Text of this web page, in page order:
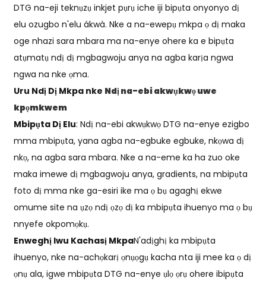
DTG na-eji teknụzụ inkjet pụrụ iche iji bipụta onyonyo dị
elu ozugbo n'elu ákwà. Nke a na-ewepụ mkpa ọ dị maka
oge nhazi sara mbara ma na-enye ohere ka e bipụta
atụmatụ ndị dị mgbagwoju anya na agba karịa ngwa
ngwa na nke ọma.
Uru Ndị Dị Mkpa nke Ndị na-ebi akwụkwọ uwe
kpọmkwem
Mbipụta Dị Elu: Ndị na-ebi akwụkwọ DTG na-enye ezigbo
mma mbipụta, yana agba na-egbuke egbuke, nkọwa dị
nkọ, na agba sara mbara. Nke a na-eme ka ha zuo oke
maka imewe dị mgbagwoju anya, gradients, na mbipụta
foto dị mma nke ga-esiri ike ma ọ bụ agaghị ekwe
omume site na ụzọ ndị ọzọ dị ka mbipụta ihuenyo ma ọ bụ
nnyefe okpomọkụ.
Enweghị Iwu Kachasị MkpaN'adịghị ka mbipụta
ihuenyo, nke na-achọkarị ọnụọgụ kacha nta iji mee ka ọ dị
ọnụ ala, igwe mbipụta DTG na-enye ụlọ ọrụ ohere ibipụta